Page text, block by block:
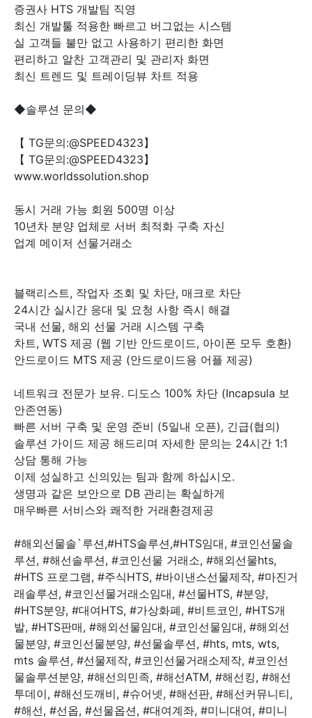
증권사 HTS 개발팀 직영
최신 개발툴 적용한 빠르고 버그없는 시스템
실 고객들 불만 없고 사용하기 편리한 화면
편리하고 알찬 고객관리 및 관리자 화면
최신 트렌드 및 트레이딩뷰 차트 적용
◆솔루션 문의◆
【 TG문의:@SPEED4323】
【 TG문의:@SPEED4323】
www.worldssolution.shop
동시 거래 가능 회원 500명 이상
10년차 분양 업체로 서버 최적화 구축 자신
업계 메이저 선물거래소
블랙리스트, 작업자 조회 및 차단, 매크로 차단
24시간 실시간 응대 및 요청 사항 즉시 해결
국내 선물, 해외 선물 거래 시스템 구축
차트, WTS 제공 (웹 기반 안드로이드, 아이폰 모두 호환)
안드로이드 MTS 제공 (안드로이드용 어플 제공)
네트워크 전문가 보유. 디도스 100% 차단 (Incapsula 보
안존연동)
빠른 서버 구축 및 운영 준비 (5일내 오픈), 긴급(협의)
솔루션 가이드 제공 해드리며 자세한 문의는 24시간 1:1
상담 통해 가능
이제 성실하고 신의있는 팀과 함께 하십시오.
생명과 같은 보안으로 DB 관리는 확실하게
매우빠른 서비스와 쾌적한 거래환경제공
#해외선물솔`루션,#HTS솔루션,#HTS임대, #코인선물솔
루션, #해선솔루션, #코인선물 거래소, #해외선물hts,
#HTS 프로그램, #주식HTS, #바이낸스선물제작, #마진거
래솔루션, #코인선물거래소임대, #선물HTS, #분양,
#HTS분양, #대여HTS, #가상화폐, #비트코인, #HTS개
발, #HTS판매, #해외선물임대, #코인선물임대, #해외선
물분양, #코인선물분양, #선물솔루션, #hts, mts, wts,
mts 솔루션, #선물제작, #코인선물거래소제작, #코인선
물솔루션분양, #해선의민족, #해선ATM, #해선킹, #해선
투데이, #해선도깨비, #슈어넷, #해선판, #해선커뮤니티,
#해선, #선옵, #선물옵션, #대여계좌, #미니대여, #미니